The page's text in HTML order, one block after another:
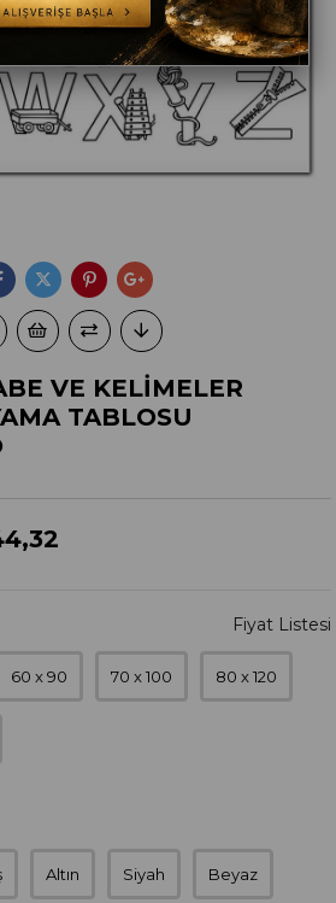
VE KELİMELER
TABLOSU
60 x 90 70 x 100 80 x 120
Altın Siyah Beyaz